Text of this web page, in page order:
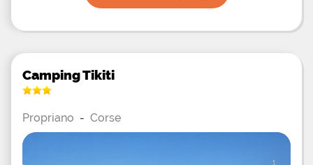
Camping Tikiti
Propriano - Corse